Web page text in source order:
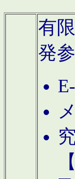
有
発